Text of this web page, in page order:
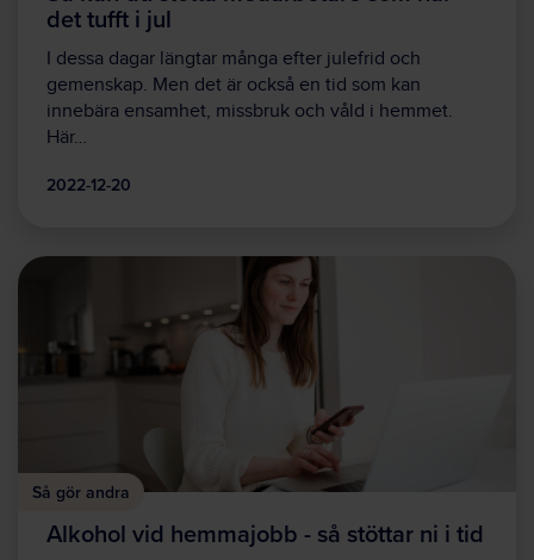
det tufft i jul
I dessa dagar längtar många efter julefrid och
gemenskap. Men det är också en tid som kan
innebära ensamhet, missbruk och våld i hemmet.
Här…
2022-12-20
Så gör andra
Alkohol vid hemmajobb - så stöttar ni i tid